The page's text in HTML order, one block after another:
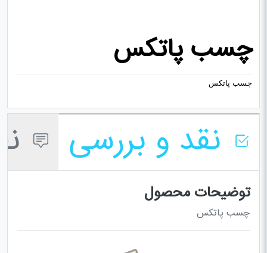
چسب پاتکس
چسب پاتکس
نقد و بررسی
توضیحات محصول
چسب پاتکس